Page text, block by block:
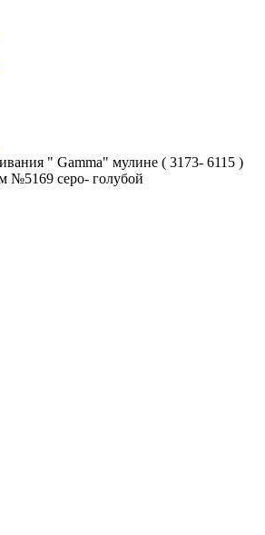
" Gamma" мулине ( 3173- 6115 )
№5169 серо- голубой